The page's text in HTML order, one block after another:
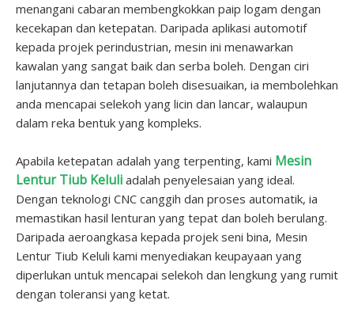
menangani cabaran membengkokkan paip logam dengan
kecekapan dan ketepatan. Daripada aplikasi automotif
kepada projek perindustrian, mesin ini menawarkan
kawalan yang sangat baik dan serba boleh. Dengan ciri
lanjutannya dan tetapan boleh disesuaikan, ia membolehkan
anda mencapai selekoh yang licin dan lancar, walaupun
dalam reka bentuk yang kompleks.
Apabila ketepatan adalah yang terpenting, kami Mesin
Lentur Tiub Keluli adalah penyelesaian yang ideal.
Dengan teknologi CNC canggih dan proses automatik, ia
memastikan hasil lenturan yang tepat dan boleh berulang.
Daripada aeroangkasa kepada projek seni bina, Mesin
Lentur Tiub Keluli kami menyediakan keupayaan yang
diperlukan untuk mencapai selekoh dan lengkung yang rumit
dengan toleransi yang ketat.